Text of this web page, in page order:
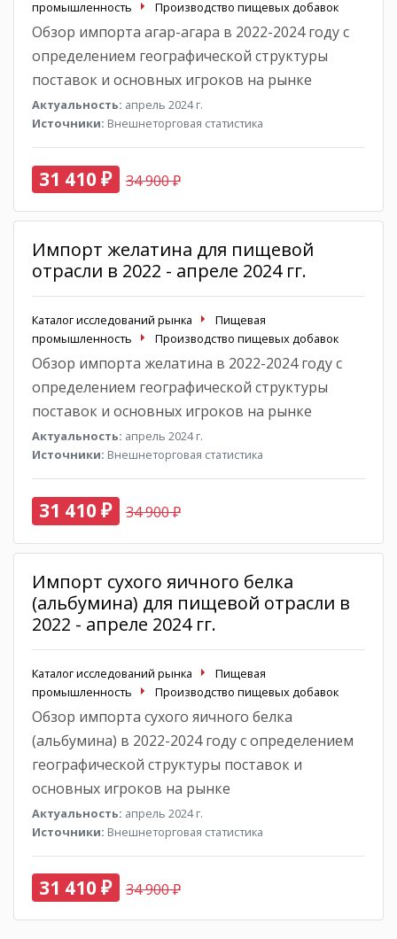
промышленность Производство пищевых добавок
Обзор импорта агар-агара в 2022-2024 году с
определением географической структуры
поставок и основных игроков на рынке
Актуальность: апрель 2024 г.
Источники: Внешнеторговая статистика
31 410 ₽ 34 900 ₽
Импорт желатина для пищевой
отрасли в 2022 - апреле 2024 гг.
Каталог исследований рынка
Пищевая
промышленность
Производство пищевых добавок
Обзор импорта желатина в 2022-2024 году с
определением географической структуры
поставок и основных игроков на рынке
Актуальность: апрель 2024 г.
Источники: Внешнеторговая статистика
31 410 ₽ 34 900 ₽
Импорт сухого яичного белка
(альбумина) для пищевой отрасли в
2022 - апреле 2024 гг.
Каталог исследований рынка
Пищевая
промышленность
Производство пищевых добавок
Обзор импорта сухого яичного белка
(альбумина) в 2022-2024 году с определением
географической структуры поставок и
основных игроков на рынке
Актуальность: апрель 2024 г.
Источники: Внешнеторговая статистика
31 410 ₽ 34 900 ₽